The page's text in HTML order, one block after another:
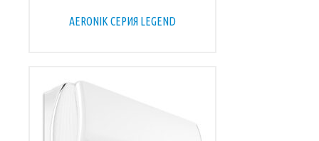
AERONIK СЕРИЯ LEGEND